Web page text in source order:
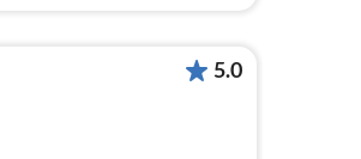
5.0